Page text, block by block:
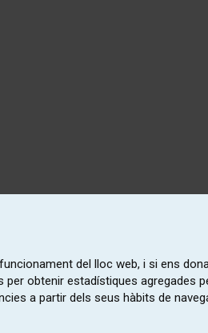
del lloc web, i si ens
obtenir estadístiques agregades
a partir dels seus hàbits de